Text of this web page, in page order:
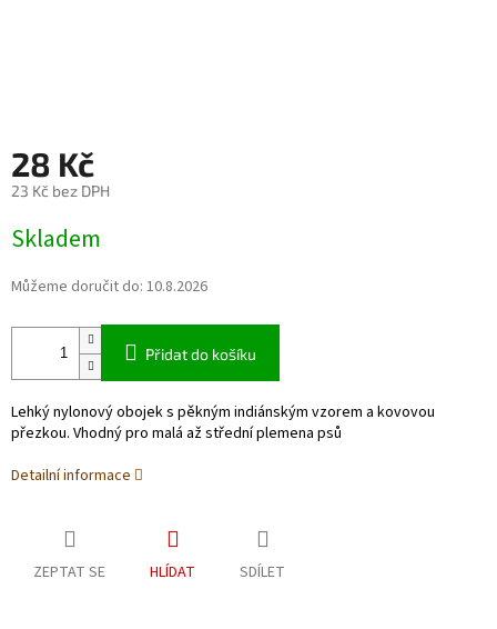
28 Kč
23 Kč bez DPH
cena:
Skladem
Můžeme doručit do: 10.8.2026
Přidat do košíku
Lehký nylonový obojek s pěkným indiánským vzorem a kovovou
přezkou. Vhodný pro malá až střední plemena psů
Detailní informace
ZEPTAT SE HLÍDAT SDÍLET